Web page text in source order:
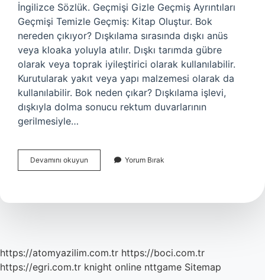
İngilizce Sözlük. Geçmişi Gizle Geçmiş Ayrıntıları
Geçmişi Temizle Geçmiş: Kitap Oluştur. Bok
nereden çıkıyor? Dışkılama sırasında dışkı anüs
veya kloaka yoluyla atılır. Dışkı tarımda gübre
olarak veya toprak iyileştirici olarak kullanılabilir.
Kurutularak yakıt veya yapı malzemesi olarak da
kullanılabilir. Bok neden çıkar? Dışkılama işlevi,
dışkıyla dolma sonucu rektum duvarlarının
gerilmesiyle…
Devamını okuyun
Yapmak
Yorum Bırak
https://atomyazilim.com.tr https://boci.com.tr
https://egri.com.tr knight online nttgame Sitemap